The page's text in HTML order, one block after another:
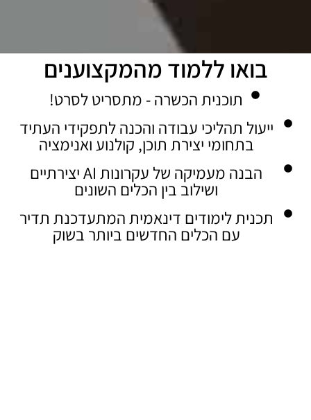
מהמקצוענים
- מתסריט לסרט!
והכנה לתפקידי העתיד
קולנוע ואנימציה
הבנה מעמיקה של עקרונות AI יצירתיים
הכלים השונים
המתעדכנת תדיר
ביותר בשוק